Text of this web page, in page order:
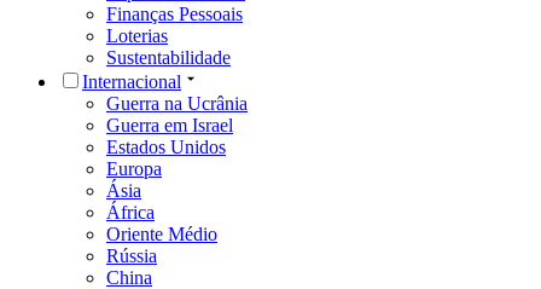
Finanças Pessoais
Loterias
Sustentabilidade
Internacional
Guerra na Ucrânia
Guerra em Israel
Estados Unidos
Europa
Ásia
África
Oriente Médio
Rússia
China